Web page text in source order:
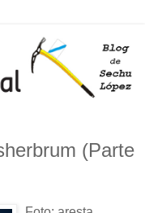
(Parte